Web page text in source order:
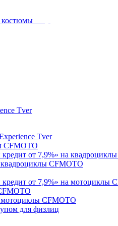
костюмы
Tver
Tver
CFMOTO
от 7,9%» на
квадроциклы CFMOTO
от 7,9%» на мотоциклы
мотоциклы CFMOTO
для физлиц